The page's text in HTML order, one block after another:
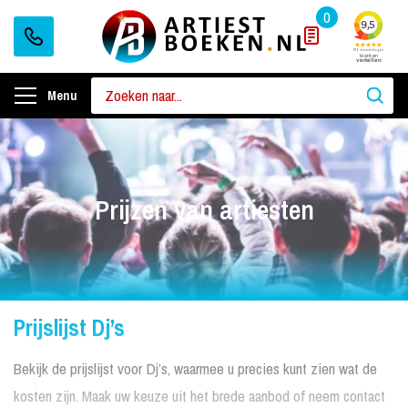
0
Menu
Prijzen van artiesten
Prijslijst Dj’s
Bekijk de prijslijst voor Dj’s, waarmee u precies kunt zien wat de
kosten zijn. Maak uw keuze uit het brede aanbod of neem contact